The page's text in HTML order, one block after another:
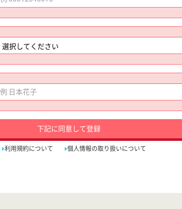
下記に同意して登録
利用規約について 個人情報の取り扱いについて